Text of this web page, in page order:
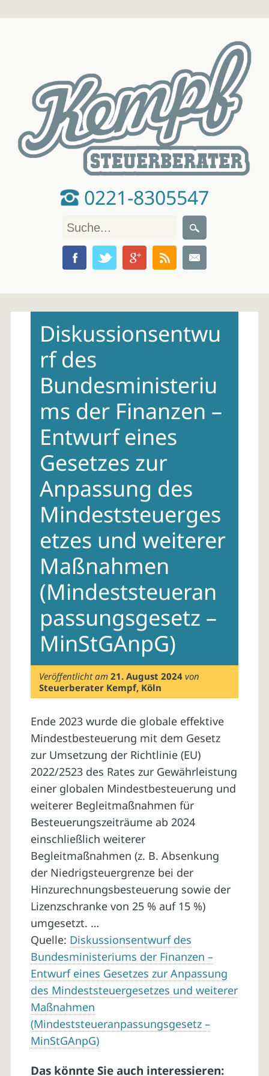
0221-8305547
contentDiskussionsentwu
rf des
Bundesministeriu
ms der Finanzen –
Entwurf eines
Gesetzes zur
Anpassung des
Mindeststeuerges
etzes und weiterer
Maßnahmen
(Mindeststeueran
passungsgesetz –
MinStGAnpG)
Veröffentlicht am21. August 2024 von
Steuerberater Kempf, Köln
Ende 2023 wurde die globale effektive
Mindestbesteuerung mit dem Gesetz
zur Umsetzung der Richtlinie (EU)
2022/2523 des Rates zur Gewährleistung
einer globalen Mindestbesteuerung und
weiterer Begleitmaßnahmen für
Besteuerungszeiträume ab 2024
einschließlich weiterer
Begleitmaßnahmen (z. B. Absenkung
der Niedrigsteuergrenze bei der
Hinzurechnungsbesteuerung sowie der
Lizenzschranke von 25 % auf 15 %)
umgesetzt. …
Quelle: Diskussionsentwurf des
Bundesministeriums der Finanzen –
Entwurf eines Gesetzes zur Anpassung
des Mindeststeuergesetzes und weiterer
Maßnahmen
(Mindeststeueranpassungsgesetz –
MinStGAnpG)
Das könnte Sie auch interessieren: